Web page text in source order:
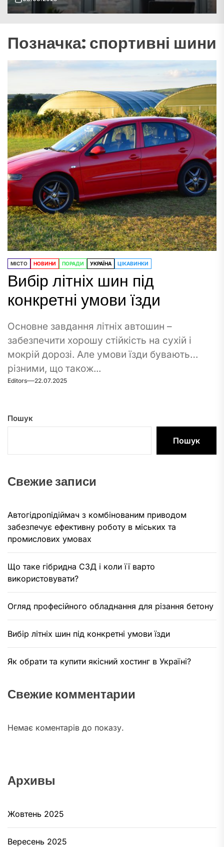
Позначка: спортивні шини
МІСТО НОВИНИ ПОРАДИ УКРАЇНА ЦІКАВИНКИ
Вибір літніх шин під
конкретні умови їзди
Основне завдання літніх автошин –
забезпечити хорошу стійкість на сухій і
мокрій дорозі. Але умови їзди бувають
різними, що також...
Editors 22.07.2025
Пошук
Пошук
Свежие записи
Автогідропідіймач з комбінованим приводом
забезпечує ефективну роботу в міських та
промислових умовах
Що таке гібридна СЗД і коли її варто
використовувати?
Огляд професійного обладнання для різання бетону
Вибір літніх шин під конкретні умови їзди
Як обрати та купити якісний хостинг в Україні?
Свежие комментарии
Немає коментарів до показу.
Архивы
Жовтень 2025
Вересень 2025